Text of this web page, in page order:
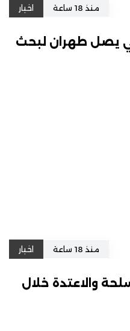
منذ 18 ساعة اخبار
يصل طهران لبحث
منذ 18 ساعة اخبار
والاعتدة خلال